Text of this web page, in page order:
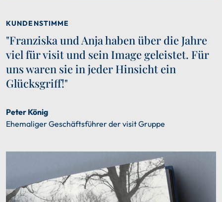
KUNDENSTIMME
"Franziska und Anja haben über die Jahre
viel für visit und sein Image geleistet. Für
uns waren sie in jeder Hinsicht ein
Glücksgriff!"
Peter König
Ehemaliger Geschäftsführer der visit Gruppe